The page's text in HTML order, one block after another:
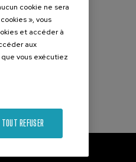
cookie ne sera
», vous
et accéder à
aux
vous exécutiez
TOUT REFUSER